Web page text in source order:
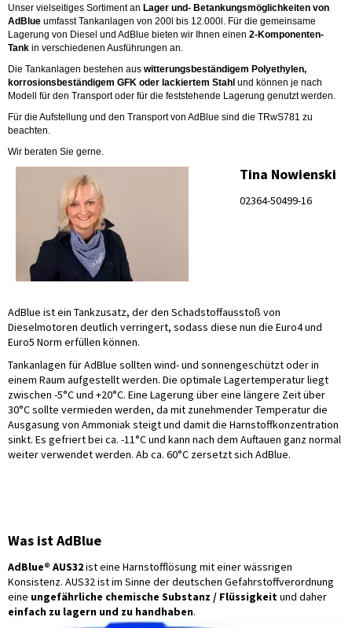
Unser vielseitiges Sortiment an Lager und- Betankungsmöglichkeiten von
AdBlue umfasst Tankanlagen von 200l bis 12.000l. Für die gemeinsame
Lagerung von Diesel und AdBlue bieten wir Ihnen einen 2-Komponenten-
Tank in verschiedenen Ausführungen an.
Die Tankanlagen bestehen aus witterungsbeständigem Polyethylen,
korrosionsbeständigem GFK oder lackiertem Stahl und können je nach
Modell für den Transport oder für die feststehende Lagerung genutzt werden.
Für die Aufstellung und den Transport von AdBlue sind die TRwS781 zu
beachten.
Wir beraten Sie gerne.
Tina Nowienski
02364-50499-16
AdBlue ist ein Tankzusatz, der den Schadstoffausstoß von
Dieselmotoren deutlich verringert, sodass diese nun die Euro4 und
Euro5 Norm erfüllen können.
Tankanlagen für AdBlue sollten wind- und sonnengeschützt oder in
einem Raum aufgestellt werden. Die optimale Lagertemperatur liegt
zwischen -5°C und +20°C. Eine Lagerung über eine längere Zeit über
30°C sollte vermieden werden, da mit zunehmender Temperatur die
Ausgasung von Ammoniak steigt und damit die Harnstoffkonzentration
sinkt. Es gefriert bei ca. -11°C und kann nach dem Auftauen ganz normal
weiter verwendet werden. Ab ca. 60°C zersetzt sich AdBlue.
Was ist AdBlue
AdBlue® AUS32ist eine Harnstofflösung mit einer wässrigen
Konsistenz. AUS32 ist im Sinne der deutschen Gefahrstoffverordnung
eine ungefährliche chemische Substanz / Flüssigkeitund daher
einfach zu lagern und zu handhaben.